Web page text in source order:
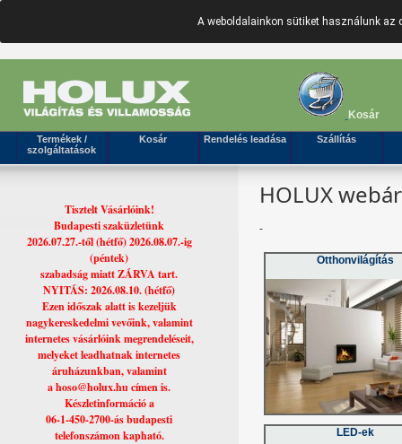
A weboldalainkon sütiket használunk
Kosár
Termékek /
szolgáltatások
Kosár Rendelés leadása Szállítás
HOLUX
-
Otthonvilágítás
LED-ek
Tisztelt Vásárlóink!
Budapesti szaküzletünk
2026.07.27.-től (hétfő) 2026.08.07.-ig
(péntek)
szabadság miatt ZÁRVA tart.
NYITÁS: 2026.08.10. (hétfő)
Ezen időszak alatt is kezeljük
nagykereskedelmi vevőink, valamint
internetes vásárlóink megrendeléseit,
melyeket leadhatnak internetes
áruházunkban, valamint
a hoso@holux.hu címen is.
Készletinformáció a
06-1-450-2700-ás budapesti
telefonszámon kapható.